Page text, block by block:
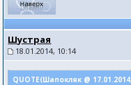
Шустрая
18.01.2014, 10:14
QUOTE(Шапокляк @